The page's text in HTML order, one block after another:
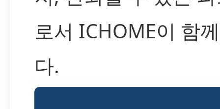
로서 ICHOME이 함
다.